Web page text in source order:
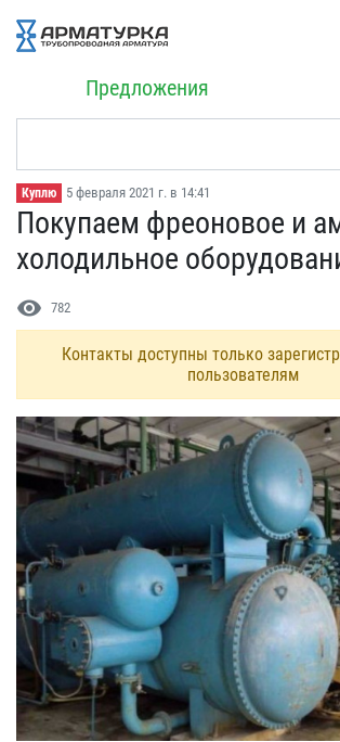
Предложения
Куплю 5 февраля 2021 г. в 14:41
Покупаем фреоновое и
холодильное
visibility 782
Контакты доступны только
пользователям